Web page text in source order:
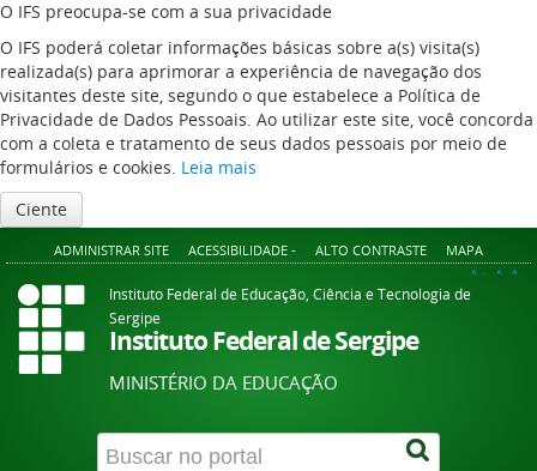
O IFS preocupa-se com a sua privacidade
O IFS poderá coletar informações básicas sobre a(s) visita(s)
realizada(s) para aprimorar a experiência de navegação dos
visitantes deste site, segundo o que estabelece a Política de
Privacidade de Dados Pessoais. Ao utilizar este site, você concorda
com a coleta e tratamento de seus dados pessoais por meio de
formulários e cookies. Leia mais
Ciente
ADMINISTRAR SITE ACESSIBILIDADE - ALTO CONTRASTE MAPA
A+ A A-
Instituto Federal de Educação, Ciência e Tecnologia de
Sergipe
Instituto Federal de Sergipe
MINISTÉRIO DA EDUCAÇÃO